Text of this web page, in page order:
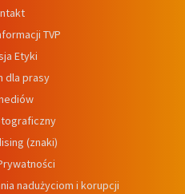
TVP
Etyki
dla prasy
(znaki)
nadużyciom i korupcji